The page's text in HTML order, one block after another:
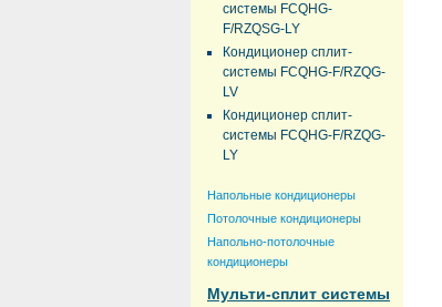
системы FCQHG-
F/RZQSG-LY
Кондиционер сплит-
системы FCQHG-F/RZQG-
LV
Кондиционер сплит-
системы FCQHG-F/RZQG-
LY
Напольные кондиционеры
Потолочные кондиционеры
Напольно-потолочные
кондиционеры
Мульти-сплит системы